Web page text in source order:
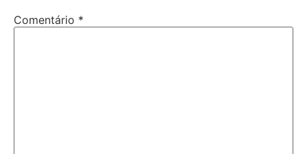
Comentário *